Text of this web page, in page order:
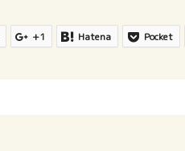
+1 Hatena Pocket